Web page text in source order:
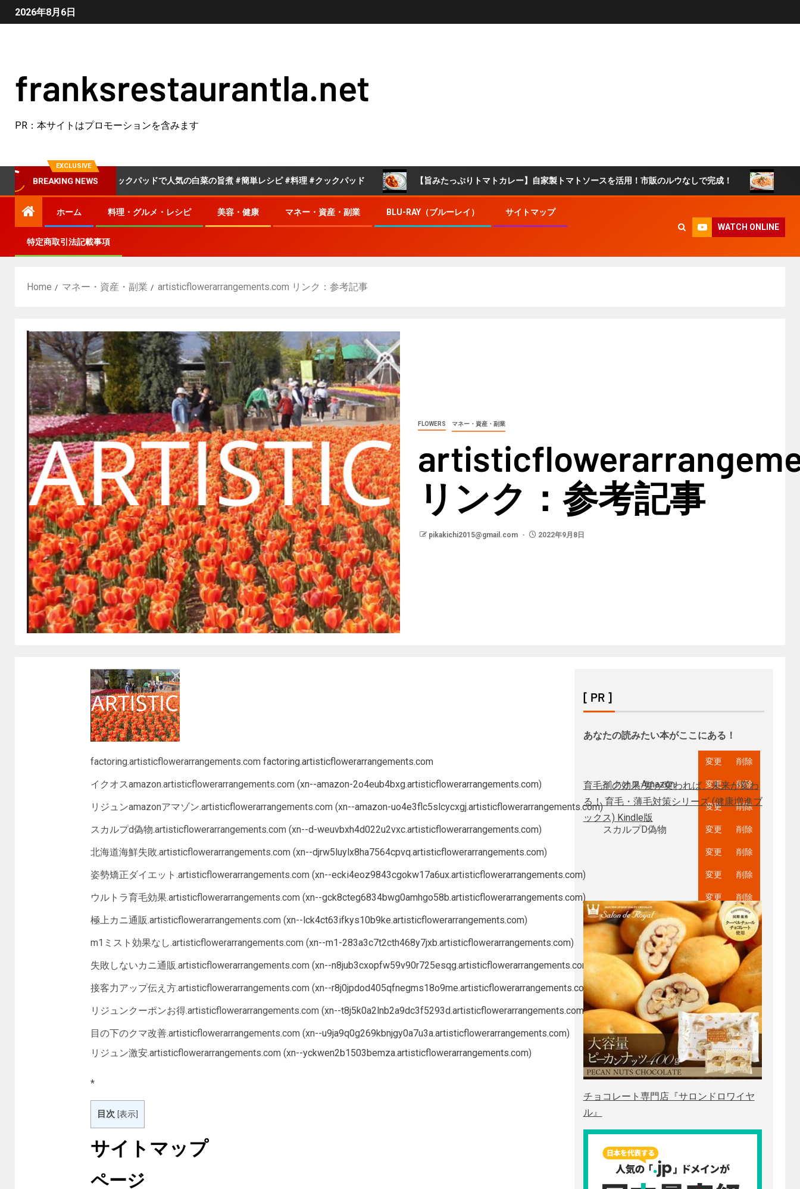
2026年8月6日
franksrestaurantla.net
PR：本サイトはプロモーションを含みます
EXCLUSIVE
BREAKING NEWSクックパッドで人気の白菜の旨煮 #簡単レシピ #料理 #クックパッド 【旨みたっぷりトマトカレー】自家製トマトソースを活用！市販のルウなしで完成！ 【トマトソー
ホーム 料理・グルメ・レシピ 美容・健康 マネー・資産・副業 BLU-RAY（ブルーレイ） サイトマップ
特定商取引法記載事項
WATCH ONLINE
Home マネー・資産・副業 artisticflowerarrangements.com リンク：参考記事
FLOWERS マネー・資産・副業
リンク：参考記事
pikakichi2015@gmail.com 2022年9月8日
factoring.artisticflowerarrangements.com factoring.artisticflowerarrangements.com
イクオスamazon.artisticflowerarrangements.com (xn--amazon-2o4eub4bxg.artisticflowerarrangements.com)
イクオスAmazon
リジュンamazonアマゾン.artisticflowerarrangements.com (xn--amazon-uo4e3flc5slcycxgj.artisticflowerarrangements.com)
スカルプd偽物.artisticflowerarrangements.com (xn--d-weuvbxh4d022u2vxc.artisticflowerarrangements.com)
スカルプD偽物
北海道海鮮失敗.artisticflowerarrangements.com (xn--djrw5luylx8ha7564cpvq.artisticflowerarrangements.com)
姿勢矯正ダイエット.artisticflowerarrangements.com (xn--ecki4eoz9843cgokw17a6ux.artisticflowerarrangements.com)
ウルトラ育毛効果.artisticflowerarrangements.com (xn--gck8cteg6834bwg0amhgo58b.artisticflowerarrangements.com)
極上カニ通販.artisticflowerarrangements.com (xn--lck4ct63ifkys10b9ke.artisticflowerarrangements.com)
m1ミスト効果なし.artisticflowerarrangements.com (xn--m1-283a3c7t2cth468y7jxb.artisticflowerarrangements.com)
m1ミスト効果なし
失敗しないカニ通販.artisticflowerarrangements.com (xn--n8jub3cxopfw59v90r725esqg.artisticflowerarrangements.com)
接客力アップ伝え方.artisticflowerarrangements.com (xn--r8j0jpdod405qfnegms18o9me.artisticflowerarrangements.com)
リジュンクーポンお得.artisticflowerarrangements.com (xn--t8j5k0a2lnb2a9dc3f5293d.artisticflowerarrangements.com)
リジュンクーポンお得
目の下のクマ改善.artisticflowerarrangements.com (xn--u9ja9q0g269kbnjgy0a7u3a.artisticflowerarrangements.com)
リジュン激安.artisticflowerarrangements.com (xn--yckwen2b1503bemza.artisticflowerarrangements.com) リジュン激安
*
目次 [表示]
サイトマップ
ページ
[ PR ]
あなたの読みたい本がここにある！
育毛剤の効果: 髪が変われば、未来が変わ
る！ 育毛・薄毛対策シリーズ (健康増進ブ
ックス) Kindle版
チョコレート専門店『サロンドロワイヤ
ル』